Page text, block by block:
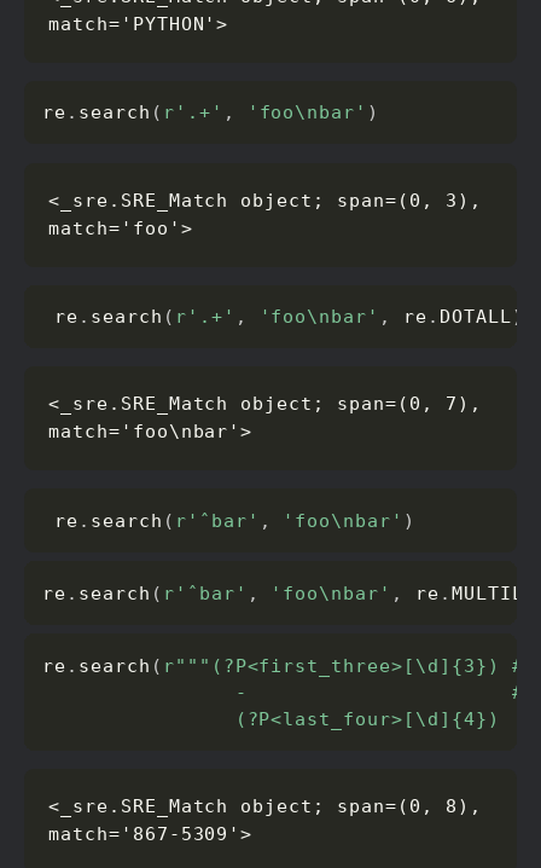
match='PYTHON'>
re . search ( r'.+' , 'foo\nbar' )
<_sre.SRE_Match object; span=(0, 3),
match='foo'>
re . search ( r'.+' , 'foo\nbar' , re . DOTALL)
<_sre.SRE_Match object; span=(0, 7),
match='foo\nbar'>
re . search ( r'ˆbar' , 'foo\nbar' )
re . search ( r'ˆbar' , 'foo\nbar' , re .
re . search ( r"""(?P<first_three>[\d]{3})
-                      #
(?P<last_four>[\d]{4})
<_sre.SRE_Match object; span=(0, 8),
match='867-5309'>